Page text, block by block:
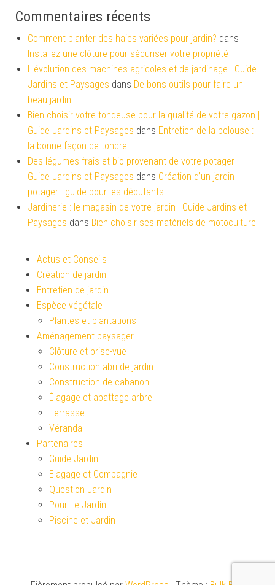
Commentaires récents
Comment planter des haies variées pour jardin? dans
Installez une clôture pour sécuriser votre propriété
L'évolution des machines agricoles et de jardinage | Guide
Jardins et Paysages dans De bons outils pour faire un
beau jardin
Bien choisir votre tondeuse pour la qualité de votre gazon |
Guide Jardins et Paysages dans Entretien de la pelouse :
la bonne façon de tondre
Des légumes frais et bio provenant de votre potager |
Guide Jardins et Paysages dans Création d’un jardin
potager : guide pour les débutants
Jardinerie : le magasin de votre jardin | Guide Jardins et
Paysages dans Bien choisir ses matériels de motoculture
Actus et Conseils
Création de jardin
Entretien de jardin
Espèce végétale
Plantes et plantations
Aménagement paysager
Clôture et brise-vue
Construction abri de jardin
Construction de cabanon
Élagage et abattage arbre
Terrasse
Véranda
Partenaires
Guide Jardin
Elagage et Compagnie
Question Jardin
Pour Le Jardin
Piscine et Jardin